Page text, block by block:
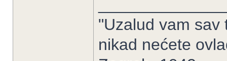
"Uzalud vam sav
nikad nećete